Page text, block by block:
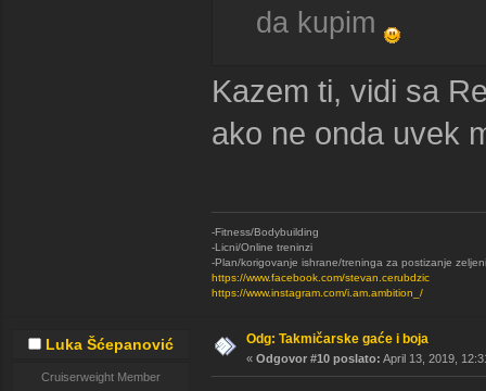
da kupim
Kazem ti, vidi sa
ako ne onda uvek
-Fitness/Bodybuilding
-Licni/Online treninzi
-Plan/korigovanje ishrane/treninga za postizanje
https://www.facebook.com/stevan.cerubdzic
https://www.instagram.com/i.am.ambition_/
Luka Šćepanović
Cruiserweight Member
Odg: Takmičarske gaće i boja
« Odgovor #10 poslato: April 13, 2019,